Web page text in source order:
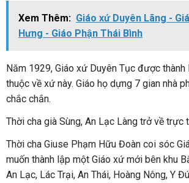
Xem Thêm: Giáo xứ Duyên Lãng -
Hưng - Giáo Phận Thái Bình
Năm 1929, Giáo xứ Duyên Tục được thành
thuộc về xứ này. Giáo họ dựng 7 gian nhà
chắc chắn.
Thời cha già Sùng, An Lạc Làng trở về trực
Thời cha Giuse Phạm Hữu Đoàn coi sóc
muốn thành lập một Giáo xứ mới bên khu
An Lạc, Lác Trại, An Thái, Hoàng Nông, Y